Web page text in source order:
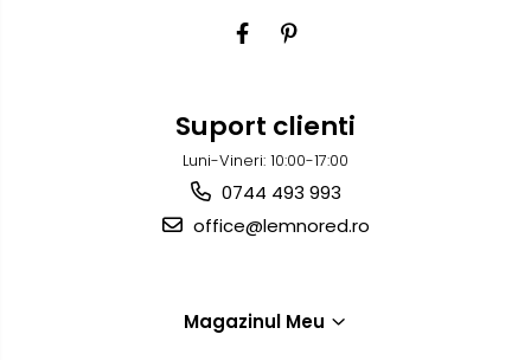
Suport clienti
Luni-Vineri: 10:00-17:00
0744 493 993
office@lemnored.ro
Magazinul Meu